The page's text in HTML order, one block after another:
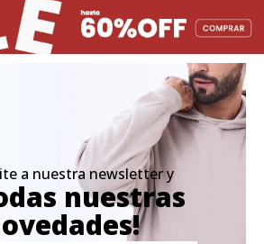
a nuestra newsletter y
nuestras